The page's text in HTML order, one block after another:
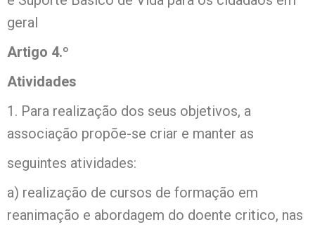
geral
Artigo 4.º
Atividades
1. Para realização dos seus objetivos, a
associação propõe-se criar e manter as
seguintes atividades:
a) realização de cursos de formação em
reanimação e abordagem do doente critico, nas